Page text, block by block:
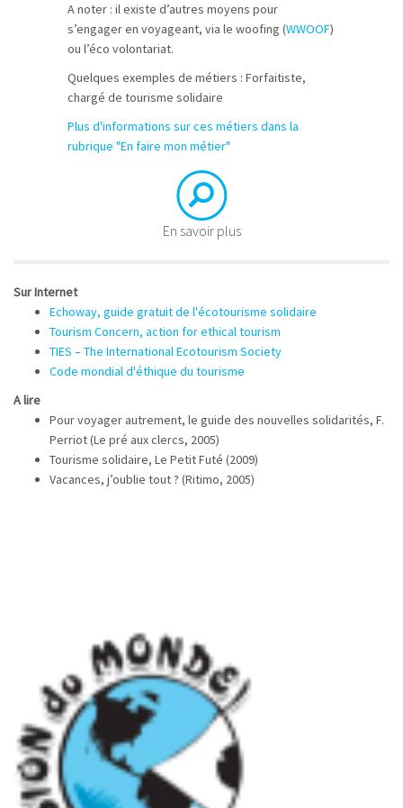
A noter : il existe d’autres moyens pour
s’engager en voyageant, via le woofing (WWOOF)
ou l’éco volontariat.
Quelques exemples de métiers : Forfaitiste,
chargé de tourisme solidaire
Plus d'informations sur ces métiers dans la
rubrique "En faire mon métier"
En savoir plus
Sur Internet​
Echoway, guide gratuit de l'écotourisme solidaire
Tourism Concern, action for ethical tourism
TIES – The International Ecotourism Society
Code mondial d'éthique du tourisme
A lire
Pour voyager autrement, le guide des nouvelles solidarités, F.
Perriot (Le pré aux clercs, 2005)
Tourisme solidaire, Le Petit Futé (2009)
Vacances, j’oublie tout ? (Ritimo, 2005)